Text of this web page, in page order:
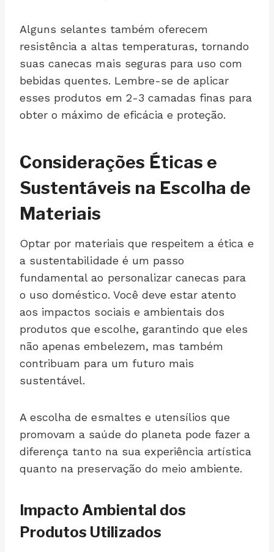
Alguns selantes também oferecem
resistência a altas temperaturas, tornando
suas canecas mais seguras para uso com
bebidas quentes. Lembre-se de aplicar
esses produtos em 2-3 camadas finas para
obter o máximo de eficácia e proteção.
Considerações Éticas e
Sustentáveis na Escolha de
Materiais
Optar por materiais que respeitem a ética e
a sustentabilidade é um passo
fundamental ao personalizar canecas para
o uso doméstico. Você deve estar atento
aos impactos sociais e ambientais dos
produtos que escolhe, garantindo que eles
não apenas embelezem, mas também
contribuam para um futuro mais
sustentável.
A escolha de esmaltes e utensílios que
promovam a saúde do planeta pode fazer a
diferença tanto na sua experiência artística
quanto na preservação do meio ambiente.
Impacto Ambiental dos
Produtos Utilizados